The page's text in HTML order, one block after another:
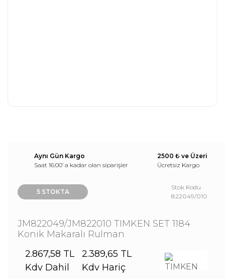
Aynı Gün Kargo
Saat 16:00’ a kadar olan siparişler
2500 ₺ ve Üzeri
Ücretsiz Kargo
5 STOKTA
Stok Kodu
822049/010
JM822049/JM822010 TIMKEN SET 1184
Konik Makaralı Rulman
2.867,58 TL
Kdv Dahil
2.389,65 TL
Kdv Hariç